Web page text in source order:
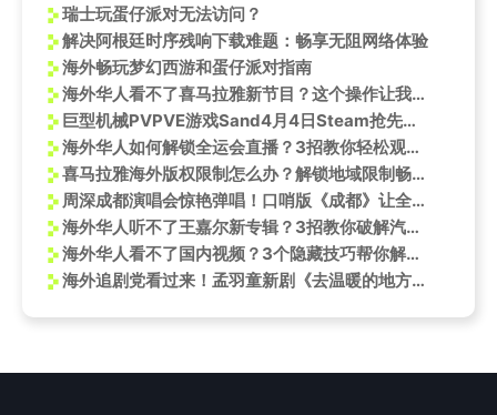
瑞士玩蛋仔派对无法访问？
解决阿根廷时序残响下载难题：畅享无阻网络体验
海外畅玩梦幻西游和蛋仔派对指南
海外华人看不了喜马拉雅新节目？这个操作让我连夜追完《攀声计划》
巨型机械PVPVE游戏Sand4月4日Steam抢先体验开启
海外华人如何解锁全运会直播？3招教你轻松观看孙颖莎精彩赛事
喜马拉雅海外版权限制怎么办？解锁地域限制畅听无阻
周深成都演唱会惊艳弹唱！口哨版《成都》让全网沦陷，这波回忆杀太戳心
海外华人听不了王嘉尔新专辑？3招教你破解汽水音乐版权限制
海外华人看不了国内视频？3个隐藏技巧帮你解锁所有限制
海外追剧党看过来！孟羽童新剧《去温暖的地方》上线，教你一招破解地区限制